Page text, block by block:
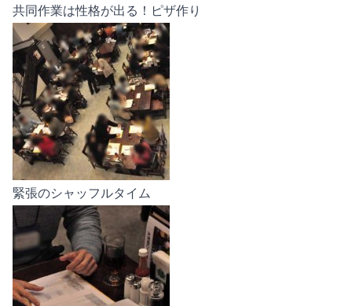
共同作業は性格が出る！ピザ作り
緊張のシャッフルタイム